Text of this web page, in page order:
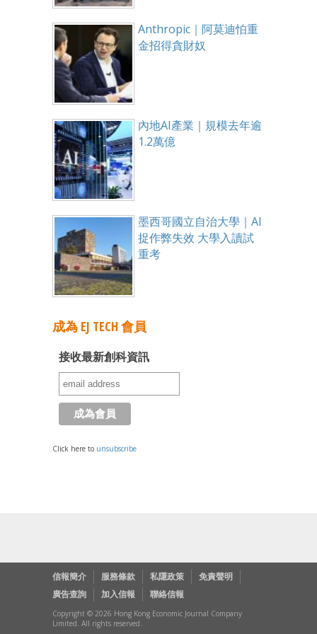
Anthropic｜阿莫迪怕重
金招得貪財奴
內地AI產業｜規模去年逾
1.2萬億
墨西哥國立自治大學｜AI
捉作弊失效 大學入讀試
重考
成為 EJ TECH 會員
接收最新創科資訊
Click here to unsubscribe
信報簡介 服務條款 私隱政策
免責聲明
廣告查詢
加入信報 聯絡信報
Copyright © 2026 Hong Kong Economic Journal Company
Limited. All rights reserved.